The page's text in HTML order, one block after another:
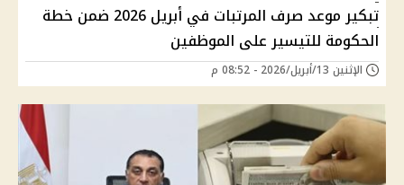
تبكير موعد صرف المرتبات في أبريل 2026 ضمن خطة
الحكومة للتيسير على الموظفين
الإثنين 13/أبريل/2026 - 08:52 م